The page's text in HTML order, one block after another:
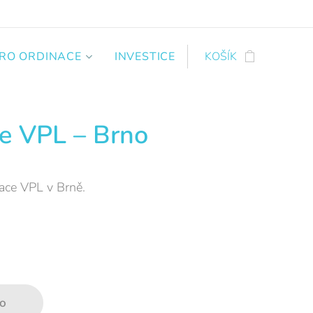
ORDINACE INVESTICE KOŠÍK
VPL – Brno
VPL v Brně.